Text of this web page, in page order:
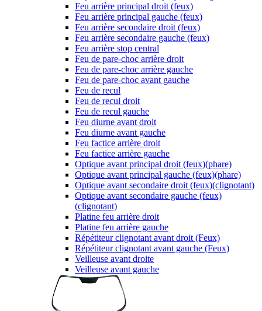
Feu arrière principal droit (feux)
Feu arrière principal gauche (feux)
Feu arrière secondaire droit (feux)
Feu arrière secondaire gauche (feux)
Feu arrière stop central
Feu de pare-choc arrière droit
Feu de pare-choc arrière gauche
Feu de pare-choc avant gauche
Feu de recul
Feu de recul droit
Feu de recul gauche
Feu diurne avant droit
Feu diurne avant gauche
Feu factice arrière droit
Feu factice arrière gauche
Optique avant principal droit (feux)(phare)
Optique avant principal gauche (feux)(phare)
Optique avant secondaire droit (feux)(clignotant)
Optique avant secondaire gauche (feux)
(clignotant)
Platine feu arrière droit
Platine feu arrière gauche
Répétiteur clignotant avant droit (Feux)
Répétiteur clignotant avant gauche (Feux)
Veilleuse avant droite
Veilleuse avant gauche